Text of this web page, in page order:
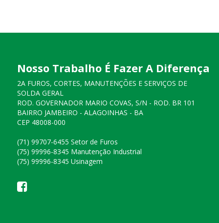
Nosso Trabalho É Fazer A Diferença
2A FUROS, CORTES, MANUTENÇÕES E SERVIÇOS DE
SOLDA GERAL
ROD. GOVERNADOR MARIO COVAS, S/N - ROD. BR 101
BAIRRO JAMBEIRO - ALAGOINHAS - BA
CEP 48008-000
(71) 99707-6455 Setor de Furos
(75) 99996-8345 Manutenção Industrial
(75) 99996-8345 Usinagem